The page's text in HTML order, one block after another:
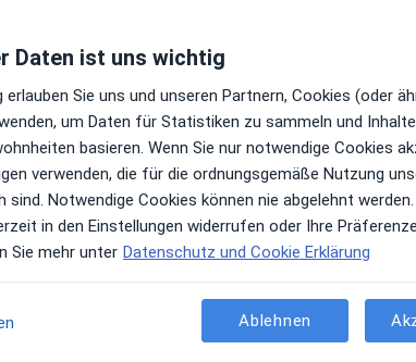
6 Aug
Morgen
7 Aug 8 Aug 9 Aug
Online-Terminbuchung nicht verfügbar
Terminanfrage senden
Daten ist uns wichtig
Sie uns und unseren Partnern, Cookies (oder
um Daten für Statistiken zu sammeln und
basieren. Wenn Sie nur notwendige Cookies
verwenden, die für die ordnungsgemäße Nutzung
Notwendige Cookies können nie abgelehnt werden.
in den Einstellungen widerrufen oder Ihre
Sie mehr unter Datenschutz und Cookie Erklärung
Ablehnen